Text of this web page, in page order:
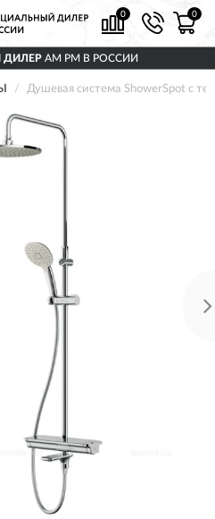
0 0
AM PM В РОССИИ
Душевая система ShowerSpot с